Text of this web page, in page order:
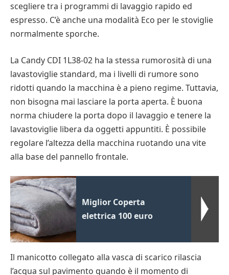
scegliere tra i programmi di lavaggio rapido ed
espresso. C’è anche una modalità Eco per le stoviglie
normalmente sporche.
La Candy CDI 1L38-02 ha la stessa rumorosità di una
lavastoviglie standard, ma i livelli di rumore sono
ridotti quando la macchina è a pieno regime. Tuttavia,
non bisogna mai lasciare la porta aperta. È buona
norma chiudere la porta dopo il lavaggio e tenere la
lavastoviglie libera da oggetti appuntiti. È possibile
regolare l’altezza della macchina ruotando una vite
alla base del pannello frontale.
Miglior Coperta
elettrica 100 euro
Il manicotto collegato alla vasca di scarico rilascia
l’acqua sul pavimento quando è il momento di